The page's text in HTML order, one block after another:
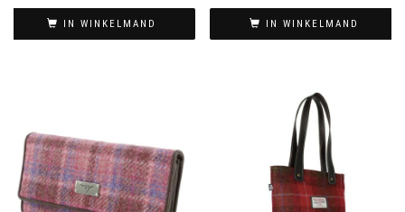
IN WINKELMAND IN WINKELMAND